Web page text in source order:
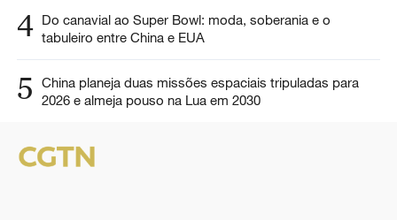
4 Do canavial ao Super Bowl: moda, soberania e o
tabuleiro entre China e EUA
5
China planeja duas missões espaciais tripuladas para
2026 e almeja pouso na Lua em 2030